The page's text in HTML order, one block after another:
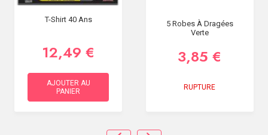
T-Shirt 40 Ans
12,49 €
AJOUTER AU
PANIER
5 Robes À Dragées
Verte
3,85 €
RUPTURE